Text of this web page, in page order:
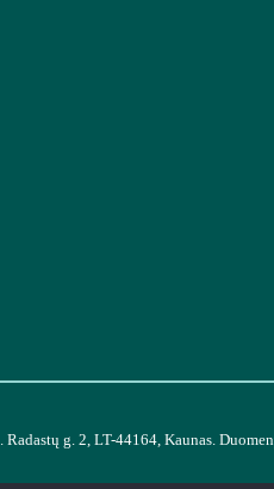
. Radastų g. 2, LT-44164, Kaunas.